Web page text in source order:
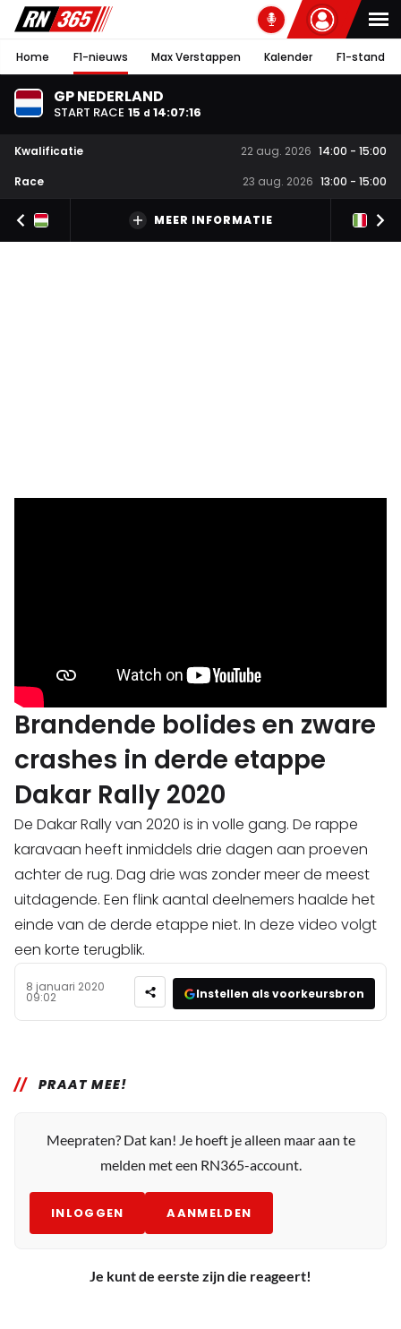
Home F1-nieuws Max Verstappen Kalender F1-stand
GP NEDERLAND
START RACE 15 d 14:07:16
Kwalificatie 22 aug. 2026 14:00 - 15:00
Race
23 aug. 2026 13:00 - 15:00
MEER INFORMATIE
Brandende bolides en zware
crashes in derde etappe
Dakar Rally 2020
De Dakar Rally van 2020 is in volle gang. De rappe
karavaan heeft inmiddels drie dagen aan proeven
achter de rug. Dag drie was zonder meer de meest
uitdagende. Een flink aantal deelnemers haalde het
einde van de derde etappe niet. In deze video volgt
een korte terugblik.
8 januari 2020
09:02 Instellen als voorkeursbron
PRAAT MEE!
Meepraten? Dat kan! Je hoeft je alleen maar aan te
melden met een RN365-account.
INLOGGEN AANMELDEN
Je kunt de eerste zijn die reageert!